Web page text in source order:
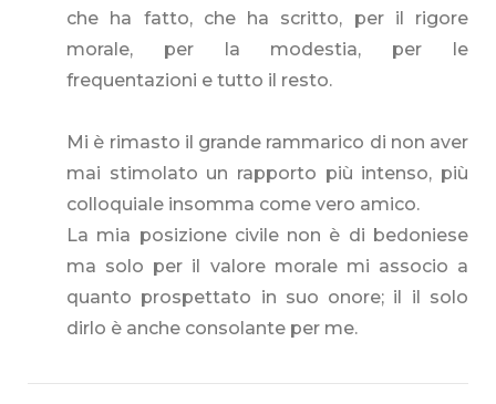
che ha fatto, che ha scritto, per il rigore
morale, per la modestia, per le
frequentazioni e tutto il resto.
Mi è rimasto il grande rammarico di non aver
mai stimolato un rapporto più intenso, più
colloquiale insomma come vero amico.
La mia posizione civile non è di bedoniese
ma solo per il valore morale mi associo a
quanto prospettato in suo onore; il il solo
dirlo è anche consolante per me.